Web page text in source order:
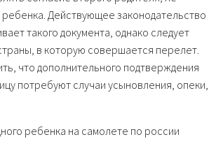
Действующее законодательство
такого документа, однако следует
в которую совершается перелет.
что дополнительного подтверждения
потребуют случаи усыновления, опеки,